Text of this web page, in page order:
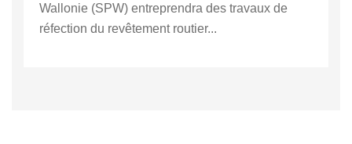
Wallonie (SPW) entreprendra des travaux de
réfection du revêtement routier...